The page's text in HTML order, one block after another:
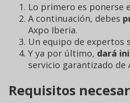
Lo primero es ponerse
A continuación, debes
Axpo Iberia.
Un equipo de expertos
Y ya por último, dará
servicio garantizado de
Requisitos